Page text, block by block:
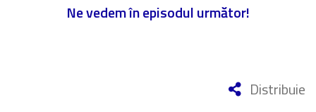
Ne vedem în episodul următor!
Distribuie